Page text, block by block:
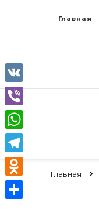
Главная
Главная
VK
Viber
WhatsApp
Telegram
Odnoklassniki